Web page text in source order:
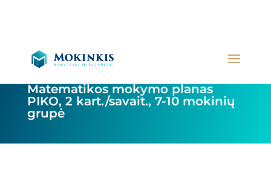
Matematikos mokymo planas
PIKO, 2 kart./savait., 7-10 mokinių
grupė